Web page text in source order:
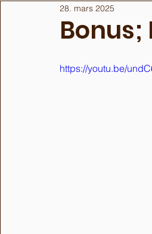
28. mars 2025
https://youtu.be/